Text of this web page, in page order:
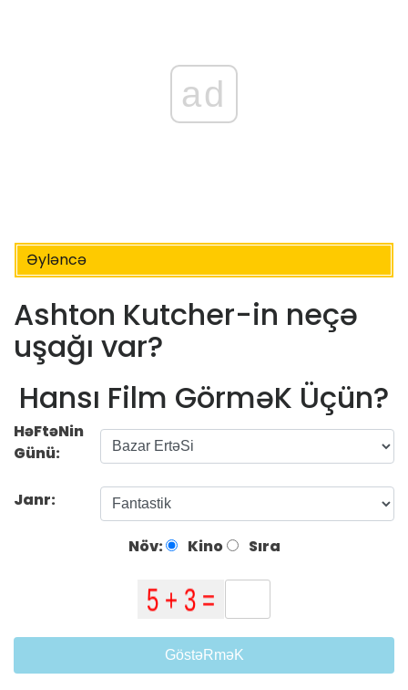
ad
Əyləncə
Ashton Kutcher-in neçə
uşağı var?
Hansı Film GörməK Üçün?
HəFtəNin
Günü:
Janr:
Növ: Kino Sıra
GöstəRməK